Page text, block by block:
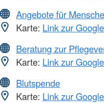
Angebote für
Karte: Link zur
Beratung zur
Karte: Link zur
Blutspende
Karte: Link zur